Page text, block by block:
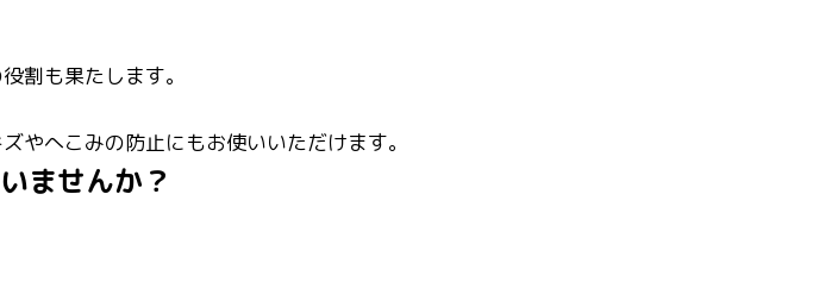
割も果たします。
やへこみの防止にもお使いいただけます。
ませんか？